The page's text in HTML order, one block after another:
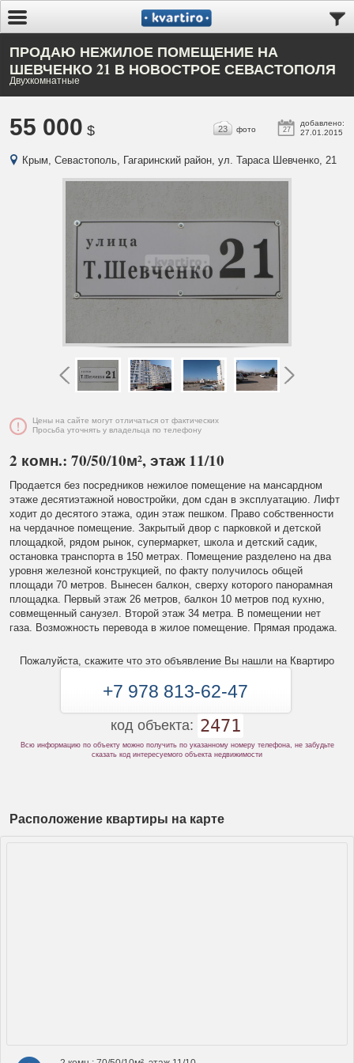
ПРОДАЮ НЕЖИЛОЕ ПОМЕЩЕНИЕ НА
ШЕВЧЕНКО 21 В НОВОСТРОЕ СЕВАСТОПОЛЯ
Двухкомнатные
55 000 $ 27
добавлено:
27.01.2015
23 фото
Крым, Севастополь, Гагаринский район, ул. Тараса Шевченко, 21
Цены на сайте могут отличаться от фактических
Просьба уточнять у владельца по телефону
2 комн.: 70/50/10м², этаж 11/10
Продается без посредников нежилое помещение на мансардном
этаже десятиэтажной новостройки, дом сдан в эксплуатацию. Лифт
ходит до десятого этажа, один этаж пешком. Право собственности
на чердачное помещение. Закрытый двор с парковкой и детской
площадкой, рядом рынок, супермаркет, школа и детский садик,
остановка транспорта в 150 метрах. Помещение разделено на два
уровня железной конструкцией, по факту получилось общей
площади 70 метров. Вынесен балкон, сверху которого панорамная
площадка. Первый этаж 26 метров, балкон 10 метров под кухню,
совмещенный санузел. Второй этаж 34 метра. В помещении нет
газа. Возможность перевода в жилое помещение. Прямая продажа.
Пожалуйста, скажите что это объявление Вы нашли на Квартиро
+7 978 813-62-47
код объекта: 2471
Всю информацию по объекту можно получить по указанному номеру телефона, не забудьте
сказать код интересуемого объекта недвижимости
Расположение квартиры на карте